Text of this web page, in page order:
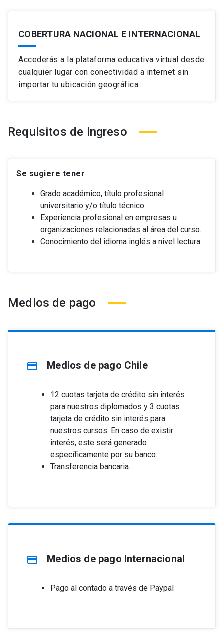
COBERTURA NACIONAL E INTERNACIONAL
Accederás a la plataforma educativa virtual desde
cualquier lugar con conectividad a internet sin
importar tu ubicación geográfica.
Requisitos de ingreso
Se sugiere tener
Grado académico, título profesional
universitario y/o título técnico.
Experiencia profesional en empresas u
organizaciones relacionadas al área del curso.
Conocimiento del idioma inglés a nivel lectura.
Medios de pago
credit_card Medios de pago Chile
12 cuotas tarjeta de crédito sin interés
para nuestros diplomados y 3 cuotas
tarjeta de crédito sin interés para
nuestros cursos. En caso de existir
interés, este será generado
específicamente por su banco.
Transferencia bancaria.
credit_card Medios de pago Internacional
Pago al contado a través de Paypal